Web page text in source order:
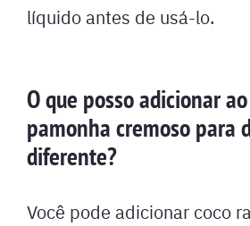
líquido antes de usá-lo.
O que posso adicionar
pamonha cremoso para
diferente?
Você pode adicionar coco